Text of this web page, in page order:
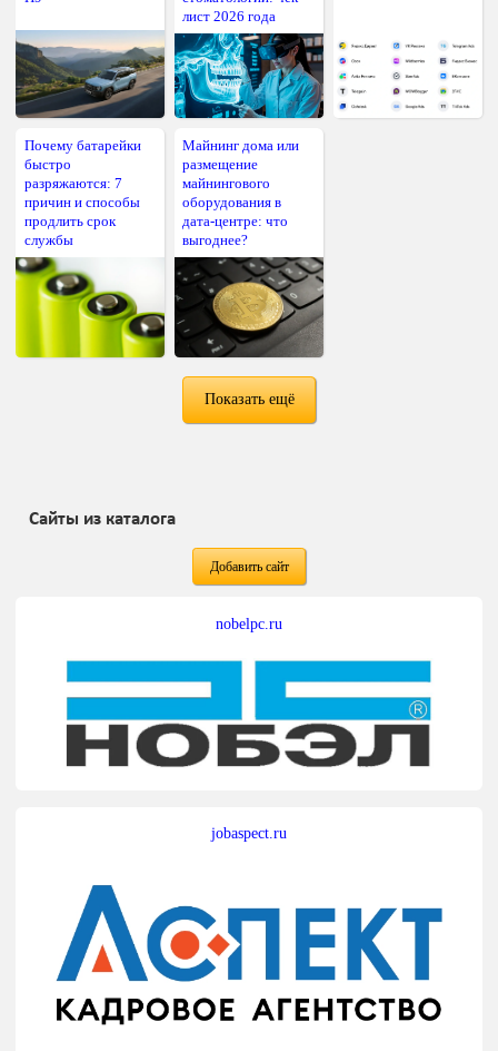
лист 2026 года
Почему батарейки
быстро
разряжаются: 7
причин и способы
продлить срок
службы
Майнинг дома или
размещение
майнингового
оборудования в
дата-центре: что
выгоднее?
Показать ещё
Сайты из каталога
Добавить сайт
nobelpc.ru
jobaspect.ru